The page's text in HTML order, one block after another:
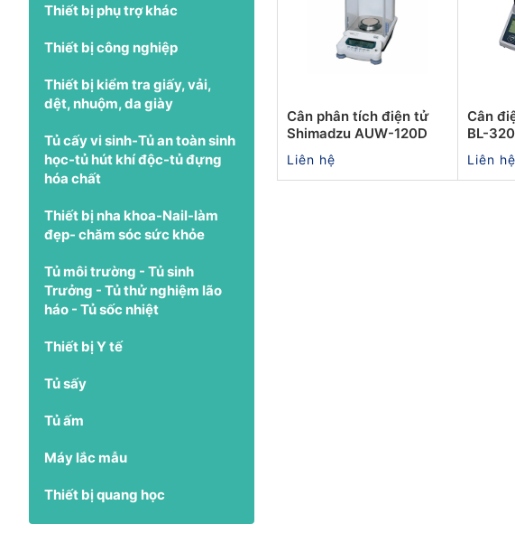
Thiết bị phụ trợ khác
Thiết bị công nghiệp
Thiết bị kiểm tra giấy, vải,
dệt, nhuộm, da giày
Tủ cấy vi sinh-Tủ an toàn sinh
học-tủ hút khí độc-tủ đựng
hóa chất
Thiết bị nha khoa-Nail-làm
đẹp- chăm sóc sức khỏe
Tủ môi trường - Tủ sinh
Trưởng - Tủ thử nghiệm lão
háo - Tủ sốc nhiệt
Thiết bị Y tế
Tủ sấy
Tủ ấm
Máy lắc mẫu
Thiết bị quang học
Cân phân tích điện tử
Shimadzu AUW-120D
Liên hệ
Cân
BL-
Liên hệ